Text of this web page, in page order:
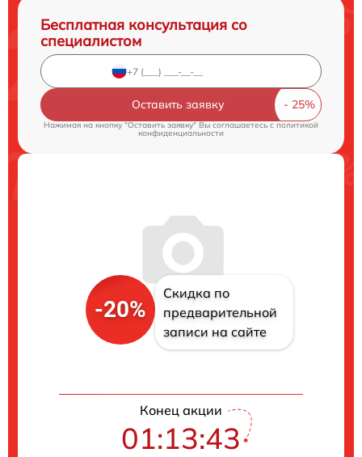
Бесплатная консультация со
специалистом
Оставить заявку
Нажимая на кнопку "Оставить заявку" Вы соглашаетесь cполитикой
конфиденциальности
-20%
Скидка по
предварительной
записи на сайте
Конец акции
01:13:42